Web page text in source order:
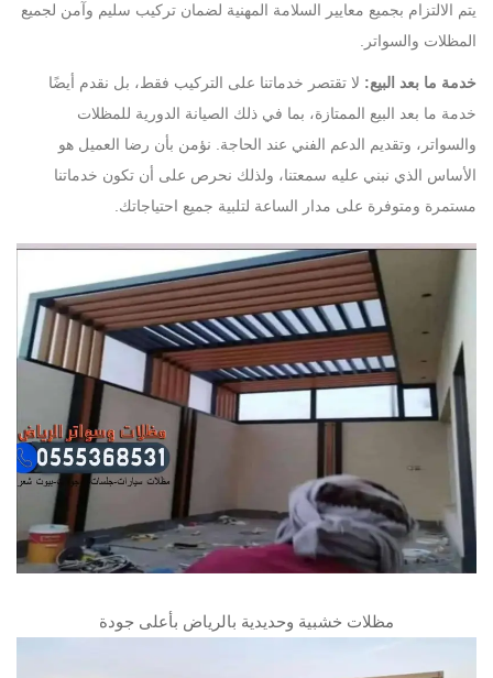
يتم الالتزام بجميع معايير السلامة المهنية لضمان تركيب سليم وآمن لجميع
المظلات والسواتر.
خدمة ما بعد البيع: لا تقتصر خدماتنا على التركيب فقط، بل نقدم أيضًا
خدمة ما بعد البيع الممتازة، بما في ذلك الصيانة الدورية للمظلات
والسواتر، وتقديم الدعم الفني عند الحاجة. نؤمن بأن رضا العميل هو
الأساس الذي نبني عليه سمعتنا، ولذلك نحرص على أن تكون خدماتنا
مستمرة ومتوفرة على مدار الساعة لتلبية جميع احتياجاتك.
مظلات خشبية وحديدية بالرياض بأعلى جودة